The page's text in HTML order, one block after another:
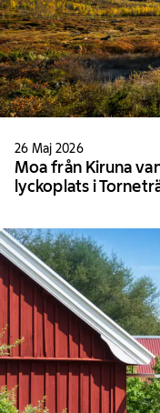
26 Maj 2026
Moa från Kiruna
lyckoplats i